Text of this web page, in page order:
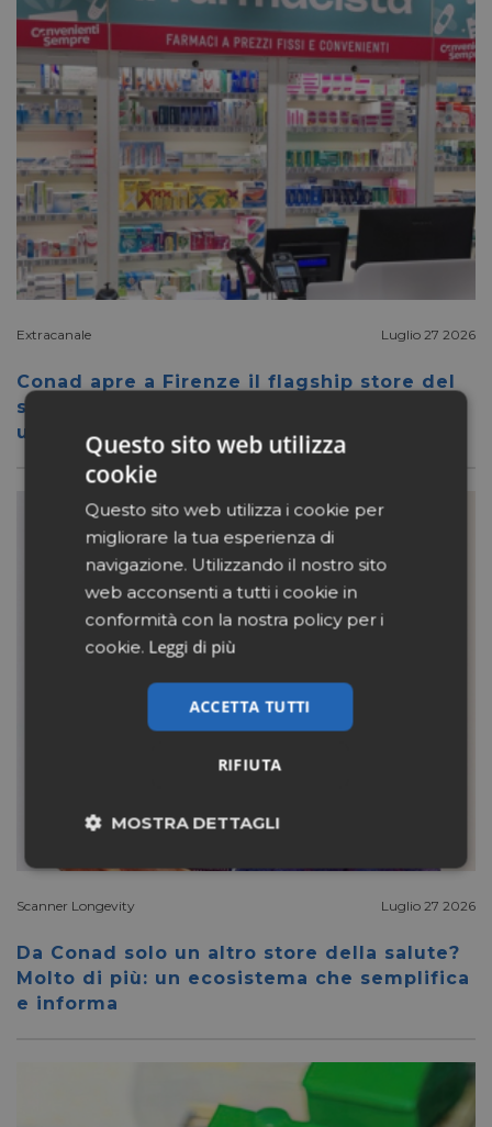
Extracanale Luglio 27 2026
Conad apre a Firenze il flagship store del
suo nuovo format Benessity: sei negozi in
uno, parafarmacia compresa
Scanner Longevity Luglio 27 2026
Da Conad solo un altro store della salute?
Molto di più: un ecosistema che semplifica
e informa
Questo sito web utilizza
cookie
Questo sito web utilizza i cookie per
migliorare la tua esperienza di
navigazione. Utilizzando il nostro sito
web acconsenti a tutti i cookie in
conformità con la nostra policy per i
cookie. Leggi di più
ACCETTA TUTTI
RIFIUTA
MOSTRA DETTAGLI
Necessari Marketing
Non classificati
Marketing Non classificati